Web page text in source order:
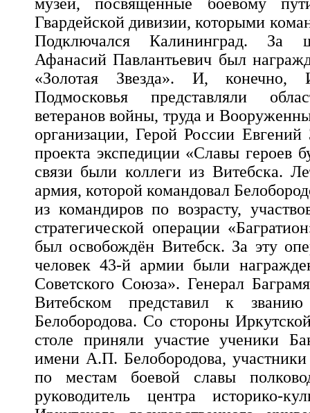
Гвардейской дивизии, которыми
Подключался Калининград. За
Афанасий Павлантьевич был
«Золотая Звезда». И, конечно,
Подмосковья представляли
ветеранов войны, труда и
организации, Герой России Евгений
проекта экспедиции «Славы героев
связи были коллеги из Витебска.
армия, которой командовал
из командиров по возрасту,
стратегической операции
был освобождён Витебск. За эту
человек 43-й армии были
Советского Союза». Генерал
Витебском представил к
Белобородова. Со стороны
столе приняли участие ученики
имени А.П. Белобородова,
по местам боевой славы
руководитель центра историко-